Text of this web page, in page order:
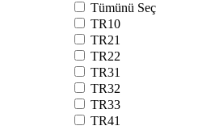
Tümünü Seç
TR10
TR21
TR22
TR31
TR32
TR33
TR41